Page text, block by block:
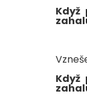
Když
Když